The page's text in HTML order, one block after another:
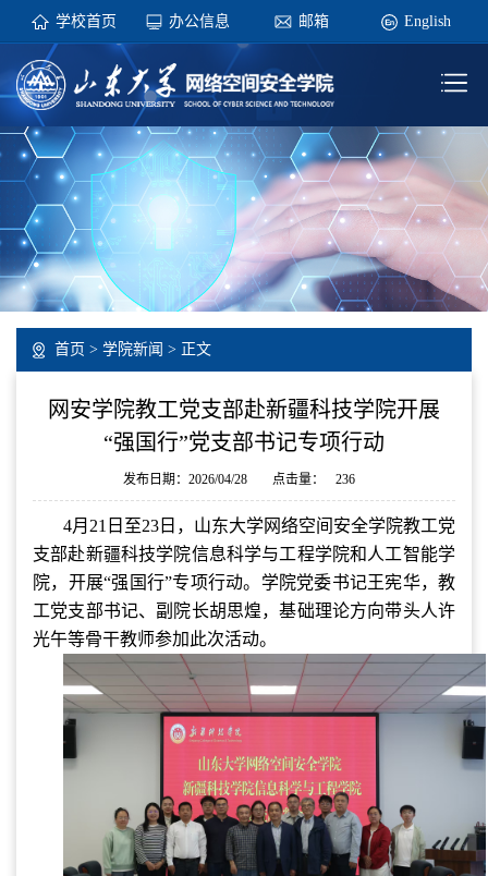
学校首页 办公信息 邮箱 English
首页 > 学院新闻 > 正文
网安学院教工党支部赴新疆科技学院开展
“强国行”党支部书记专项行动
发布日期：2026/04/28 点击量： 236
4月21日至23日，山东大学网络空间安全学院教工党
支部赴新疆科技学院信息科学与工程学院和人工智能学
院，开展“强国行”专项行动。学院党委书记王宪华，教
工党支部书记、副院长胡思煌，基础理论方向带头人许
光午等骨干教师参加此次活动。